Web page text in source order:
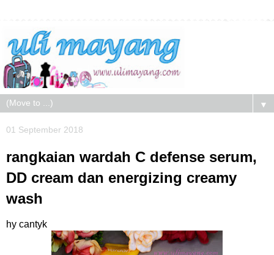
▼
01 September 2018
rangkaian wardah C defense serum,
DD cream dan energizing creamy
wash
hy cantyk